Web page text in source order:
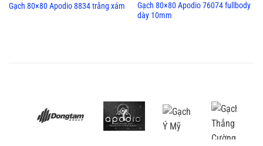
Gạch 80×80 Apodio 8834 trắng xám
Gạch 80×80 Apodio 76074 fullbody
dày 10mm